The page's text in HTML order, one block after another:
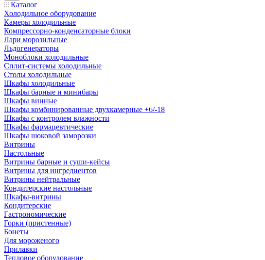
Каталог
Холодильное оборудование
Камеры холодильные
Компрессорно-конденсаторные блоки
Лари морозильные
Льдогенераторы
Моноблоки холодильные
Сплит-системы холодильные
Столы холодильные
Шкафы холодильные
Шкафы барные и минибары
Шкафы винные
Шкафы комбинированные двухкамерные +6/-18
Шкафы с контролем влажности
Шкафы фармацевтические
Шкафы шоковой заморозки
Витрины
Настольные
Витрины барные и суши-кейсы
Витрины для ингредиентов
Витрины нейтральные
Кондитерские настольные
Шкафы-витрины
Кондитерские
Гастрономические
Горки (пристенные)
Бонеты
Для мороженого
Прилавки
Тепловое оборудование